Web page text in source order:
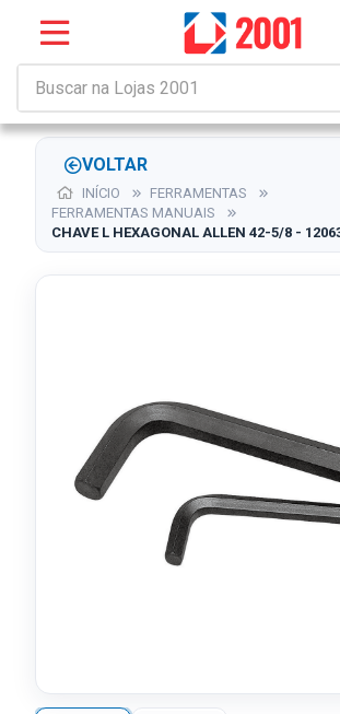
VOLTAR
INÍCIO
FERRAMENTAS
FERRAMENTAS MANUAIS
CHAVE L HEXAGONAL ALLEN 42-5/8 -